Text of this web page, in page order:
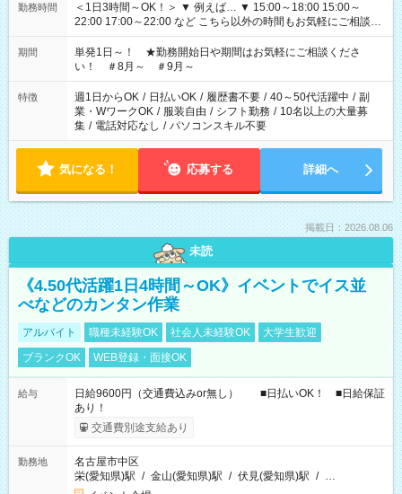
勤務時間
＜1日3時間～OK！＞ ▼ 例えば… ▼ 15:00～18:00 15:00～
22:00 17:00～22:00 など こちら以外の時間もお気軽にご相談く
ださい！
期間
単発1日～！ ★勤務開始日や期間はお気軽にご相談くださ
い！ ＃8月～ ＃9月～
特徴 週1日からOK / 日払いOK / 履歴書不要 / 40～50代活躍中 / 副
業・WワークOK / 服装自由 / シフト勤務 / 10名以上の大量募
集 / 電話対応なし / パソコンスキル不要
気になる！ 応募する 詳細へ
掲載日：2026.08.06
未読
《4.50代活躍1日4時間～OK》イベントでイス並
べなどのカンタン作業
アルバイト 職種未経験OK 社会人未経験OK
大学生歓迎
ブランクOK
WEB登録・面接OK
給与
日給9600円（交通費込みor無し） ■日払いOK！ ■日給保証
あり！
交通費別途支給あり
勤務地
名古屋市中区
栄(愛知県)駅 / 金山(愛知県)駅 / 伏見(愛知県)駅 / …